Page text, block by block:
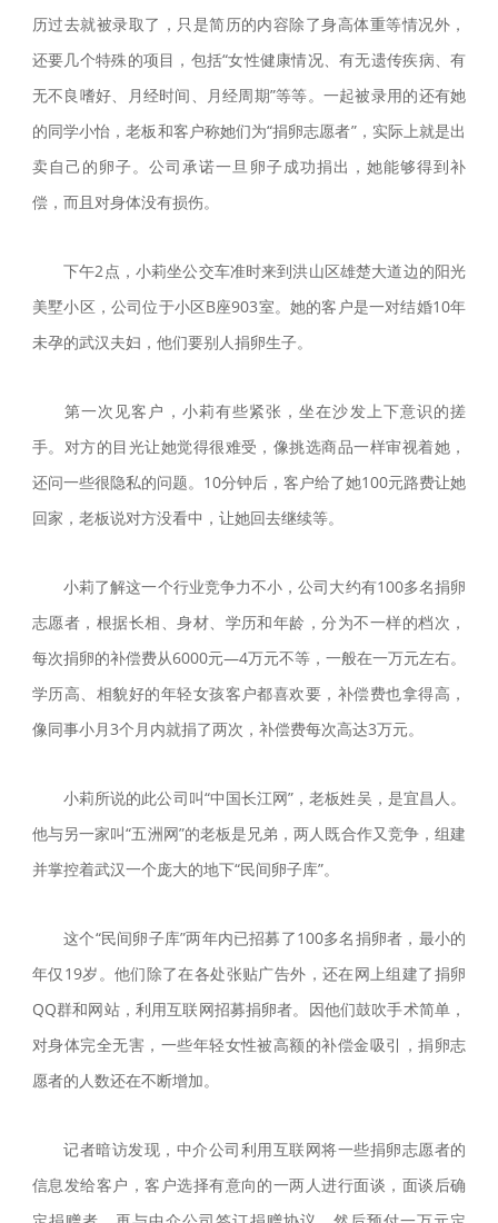
历过去就被录取了，只是简历的内容除了身高体重等情况外，
还要几个特殊的项目，包括“女性健康情况、有无遗传疾病、有
无不良嗜好、月经时间、月经周期”等等。一起被录用的还有她
的同学小怡，老板和客户称她们为“捐卵志愿者”，实际上就是出
卖自己的卵子。公司承诺一旦卵子成功捐出，她能够得到补
偿，而且对身体没有损伤。
下午2点，小莉坐公交车准时来到洪山区雄楚大道边的阳光
美墅小区，公司位于小区B座903室。她的客户是一对结婚10年
未孕的武汉夫妇，他们要别人捐卵生子。
第一次见客户，小莉有些紧张，坐在沙发上下意识的搓
手。对方的目光让她觉得很难受，像挑选商品一样审视着她，
还问一些很隐私的问题。10分钟后，客户给了她100元路费让她
回家，老板说对方没看中，让她回去继续等。
小莉了解这一个行业竞争力不小，公司大约有100多名捐卵
志愿者，根据长相、身材、学历和年龄，分为不一样的档次，
每次捐卵的补偿费从6000元—4万元不等，一般在一万元左右。
学历高、相貌好的年轻女孩客户都喜欢要，补偿费也拿得高，
像同事小月3个月内就捐了两次，补偿费每次高达3万元。
小莉所说的此公司叫“中国长江网”，老板姓吴，是宜昌人。
他与另一家叫“五洲网”的老板是兄弟，两人既合作又竞争，组建
并掌控着武汉一个庞大的地下“民间卵子库”。
这个“民间卵子库”两年内已招募了100多名捐卵者，最小的
年仅19岁。他们除了在各处张贴广告外，还在网上组建了捐卵
QQ群和网站，利用互联网招募捐卵者。因他们鼓吹手术简单，
对身体完全无害，一些年轻女性被高额的补偿金吸引，捐卵志
愿者的人数还在不断增加。
记者暗访发现，中介公司利用互联网将一些捐卵志愿者的
信息发给客户，客户选择有意向的一两人进行面谈，面谈后确